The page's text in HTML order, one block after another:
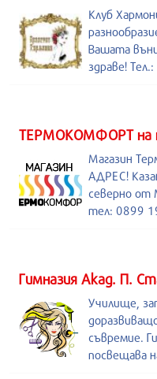
Клуб
Вашата
здраве!
ТЕРМОКОМФОРТ на
Магазин
АДРЕС!
северно от
тел: 0899
Гимназия Акад. П.
Училище,
съвремие.
посвещава